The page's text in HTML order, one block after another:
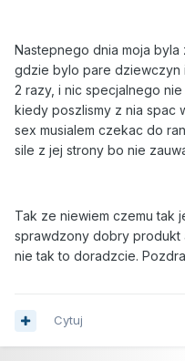
Nastepnego dnia moja
gdzie bylo pare dziewczyn
2 razy, i nic specjalnego
kiedy poszlismy z nia spac
sex musialem czekac do
sile z jej strony bo nie
Tak ze niewiem czemu tak
sprawdzony dobry produkt
nie tak to doradzcie.
Cytuj